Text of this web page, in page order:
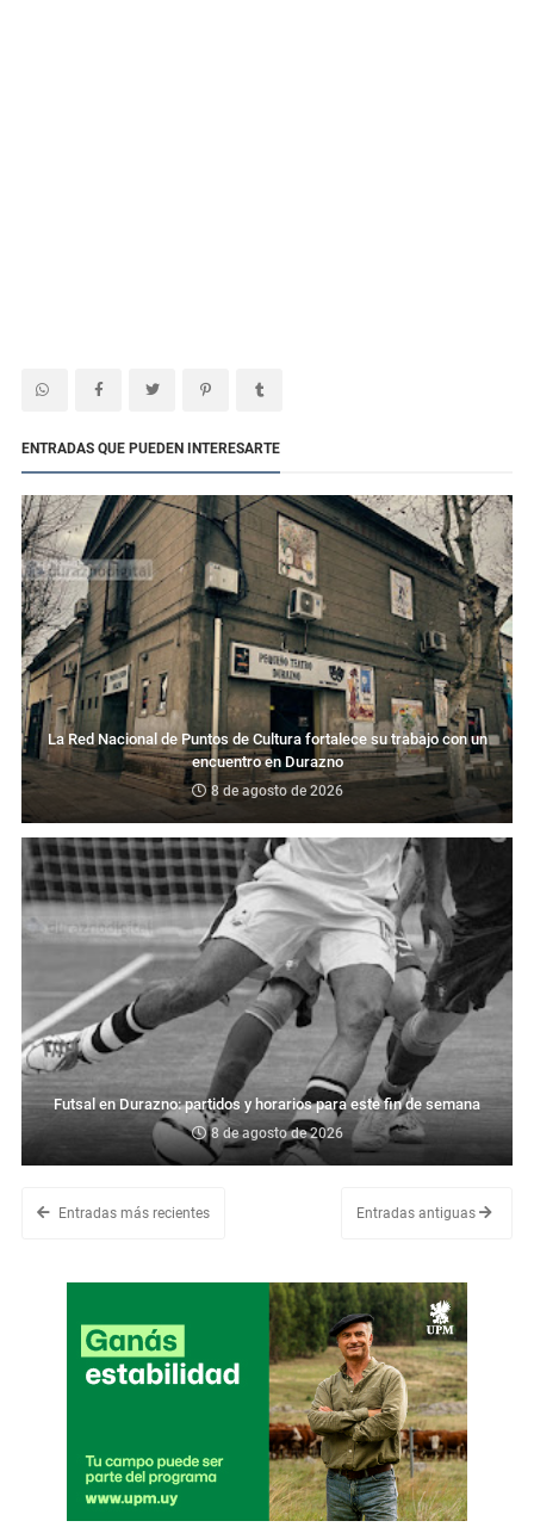
ENTRADAS QUE PUEDEN INTERESARTE
La Red Nacional de Puntos de Cultura fortalece su trabajo con un
encuentro en Durazno
8 de agosto de 2026
Futsal en Durazno: partidos y horarios para este fin de semana
8 de agosto de 2026
Entradas más recientes Entradas antiguas